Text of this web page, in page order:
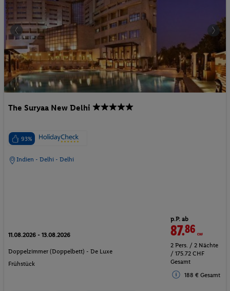
The Suryaa New Delhi
93%
Indien - Delhi - Delhi
11.08.2026 - 13.08.2026
Doppelzimmer (Doppelbett) - De Luxe
Frühstück
p.P. ab
87.86CHF
2 Pers. / 2 Nächte
/ 175.72 CHF
Gesamt
188 € Gesamt